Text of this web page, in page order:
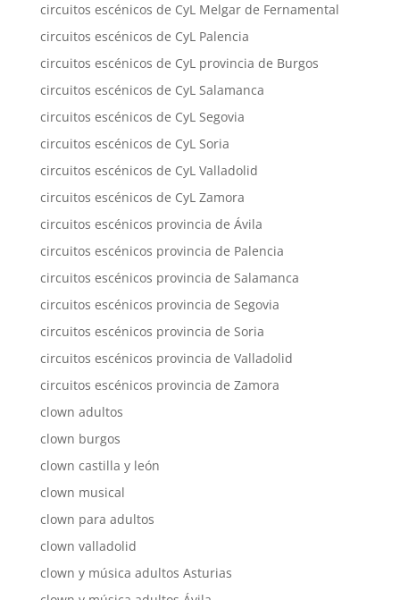
circuitos escénicos de CyL Melgar de Fernamental
circuitos escénicos de CyL Palencia
circuitos escénicos de CyL provincia de Burgos
circuitos escénicos de CyL Salamanca
circuitos escénicos de CyL Segovia
circuitos escénicos de CyL Soria
circuitos escénicos de CyL Valladolid
circuitos escénicos de CyL Zamora
circuitos escénicos provincia de Ávila
circuitos escénicos provincia de Palencia
circuitos escénicos provincia de Salamanca
circuitos escénicos provincia de Segovia
circuitos escénicos provincia de Soria
circuitos escénicos provincia de Valladolid
circuitos escénicos provincia de Zamora
clown adultos
clown burgos
clown castilla y león
clown musical
clown para adultos
clown valladolid
clown y música adultos Asturias